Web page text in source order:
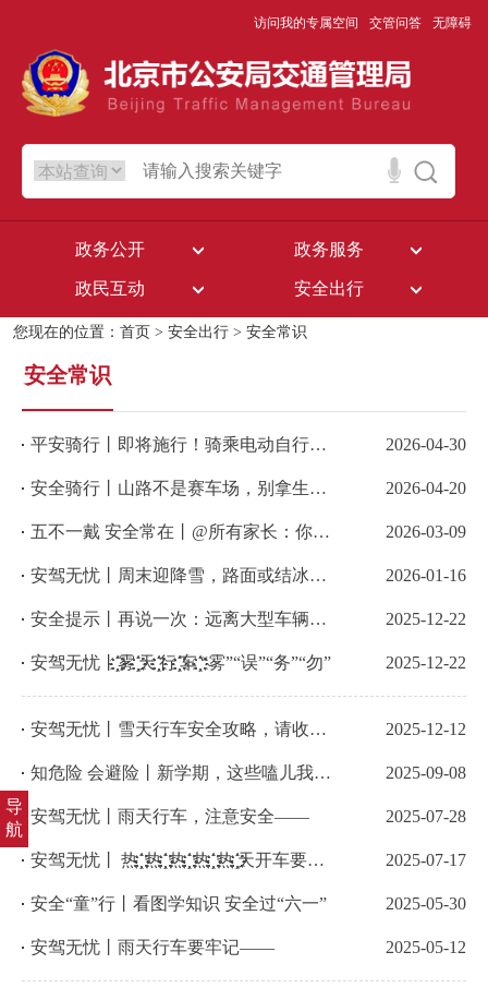
访问我的专属空间 交管问答 无障碍
政务公开 政务服务
政民互动 安全出行
您现在的位置： 首页 > 安全出行 > 安全常识
导
航
安全常识
2026-04-30
平安骑行丨即将施行！骑乘电动自行车必看
2026-04-20
安全骑行丨山路不是赛车场，别拿生命去狂飙！
2026-03-09
五不一戴 安全常在丨@所有家长：你戴头盔的样子，是孩子最好的榜样！
2026-01-16
安驾无忧丨周末迎降雪，路面或结冰！这份「小贴士」请收好
2025-12-22
安全提示丨再说一次：远离大型车辆视野盲区！
2025-12-22
安驾无忧丨҉҉҈雾 ҉҉҈天 ҉҉҈行 ҉҉҈车 ҉҉҈“雾”“误”“务”“勿”
2025-12-12
安驾无忧丨雪天行车安全攻略，请收好！
2025-09-08
知危险 会避险丨新学期，这些嗑儿我们必须反复跟小朋友唠唠~
2025-07-28
安驾无忧丨雨天行车，注意安全——
2025-07-17
安驾无忧丨 热 ҉҉҈ 热 ҉҉҈ 热 ҉҉҈ 热 ҉҉҈ 热 ҉҉҈天开车要注意——
2025-05-30
安全“童”行丨看图学知识 安全过“六一”
2025-05-12
安驾无忧丨雨天行车要牢记——